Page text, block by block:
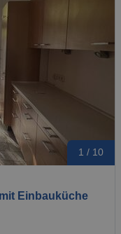
1 / 10
Einbauküche